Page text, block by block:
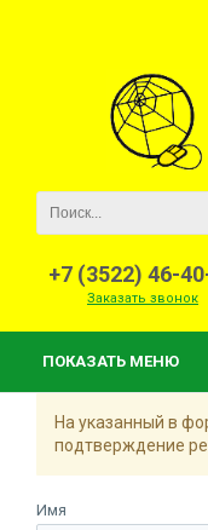
+7 (3522) 46-
Заказать звонок
ПОКАЗАТЬ МЕНЮ
На указанный в
подтверждение
Имя